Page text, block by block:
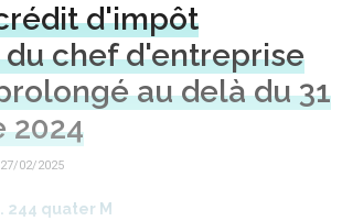
d'impôt
chef d'entreprise
au delà du 31
2024
27/02/2025
244 quater M